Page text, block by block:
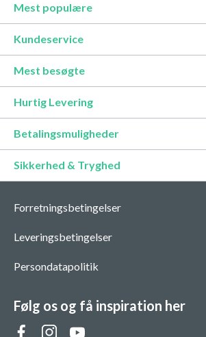
Mest populære
Kundeservice
Mest besøgte
Hurtig Levering
Betalingsmuligheder
Sikkerhed & Tryghed
Forretningsbetingelser
Leveringsbetingelser
Persondatapolitik
Følg os og få inspiration her